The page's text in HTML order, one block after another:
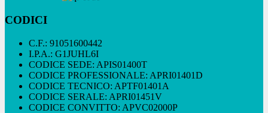
CODICI
C.F.: 91051600442
I.P.A.: G1JUHL6I
CODICE SEDE: APIS01400T
CODICE PROFESSIONALE: APRI01401D
CODICE TECNICO: APTF01401A
CODICE SERALE: APRI01451V
CODICE CONVITTO: APVC02000P